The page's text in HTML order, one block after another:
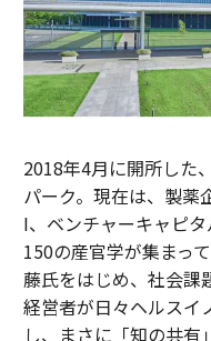
2018年4月に開所した
パーク。現在は、製薬
I、ベンチャーキャピ
150の産官学が集まっ
藤氏をはじめ、社会課
経営者が日々ヘルスイ
し、まさに「知の共有